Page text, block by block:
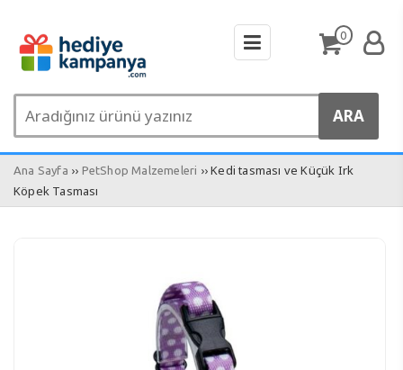
0
Ana Sayfa ›› PetShop Malzemeleri ›› Kedi tasması ve Küçük Irk
Köpek Tasması